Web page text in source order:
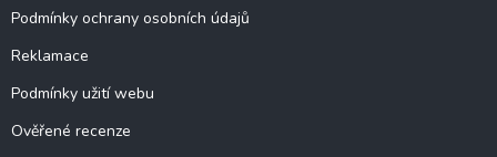
Podmínky ochrany osobních údajů
Reklamace
Podmínky užití webu
Ověřené recenze